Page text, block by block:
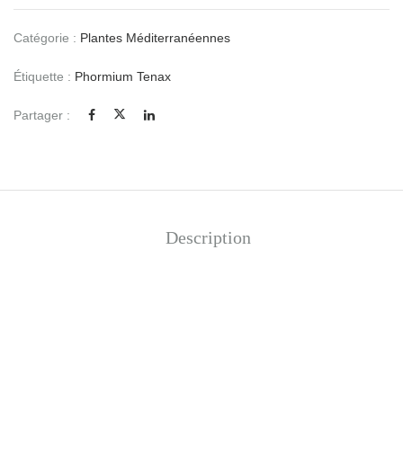
Catégorie : Plantes Méditerranéennes
Étiquette : Phormium Tenax
Partager :
Description